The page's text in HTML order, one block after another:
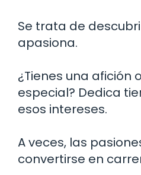
Se trata de
apasiona.
¿Tienes una afición
especial? Dedica
esos intereses.
A veces, las
convertirse en